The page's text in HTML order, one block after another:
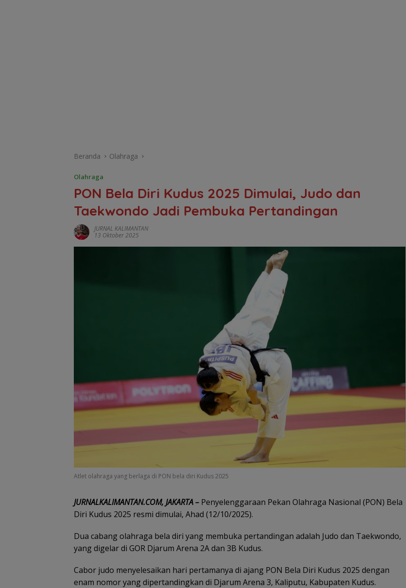
Beranda Olahraga
Olahraga
PON Bela Diri Kudus 2025 Dimulai, Judo dan
Taekwondo Jadi Pembuka Pertandingan
JURNAL KALIMANTAN
13 Oktober 2025
Atlet olahraga yang berlaga di PON bela diri Kudus 2025
JURNALKALIMANTAN.COM, JAKARTA – Penyelenggaraan Pekan Olahraga Nasional (PON) Bela
Diri Kudus 2025 resmi dimulai, Ahad (12/10/2025).
Dua cabang olahraga bela diri yang membuka pertandingan adalah Judo dan Taekwondo,
yang digelar di GOR Djarum Arena 2A dan 3B Kudus.
Cabor judo menyelesaikan hari pertamanya di ajang PON Bela Diri Kudus 2025 dengan
enam nomor yang dipertandingkan di Djarum Arena 3, Kaliputu, Kabupaten Kudus.